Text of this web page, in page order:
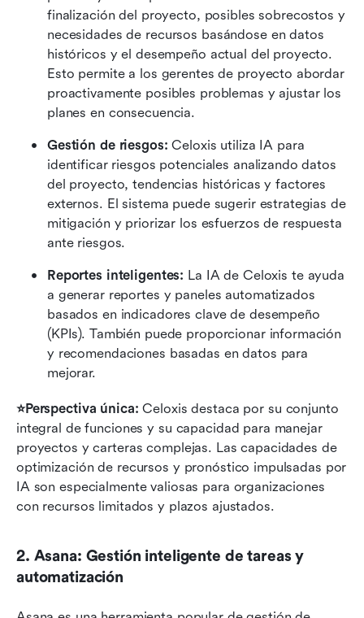
finalización del proyecto, posibles sobrecostos y
necesidades de recursos basándose en datos
históricos y el desempeño actual del proyecto.
Esto permite a los gerentes de proyecto abordar
proactivamente posibles problemas y ajustar los
planes en consecuencia.
Gestión de riesgos: Celoxis utiliza IA para
identificar riesgos potenciales analizando datos
del proyecto, tendencias históricas y factores
externos. El sistema puede sugerir estrategias de
mitigación y priorizar los esfuerzos de respuesta
ante riesgos.
Reportes inteligentes: La IA de Celoxis te ayuda
a generar reportes y paneles automatizados
basados en indicadores clave de desempeño
(KPIs). También puede proporcionar información
y recomendaciones basadas en datos para
mejorar.
⭐Perspectiva única: Celoxis destaca por su conjunto
integral de funciones y su capacidad para manejar
proyectos y carteras complejas. Las capacidades de
optimización de recursos y pronóstico impulsadas por
IA son especialmente valiosas para organizaciones
con recursos limitados y plazos ajustados.
2. Asana: Gestión inteligente de tareas y
automatización